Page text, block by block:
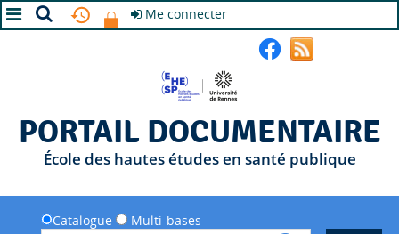
Me connecter
PORTAIL DOCUMENTAIRE
École des hautes études en santé publique
Catalogue Multi-bases